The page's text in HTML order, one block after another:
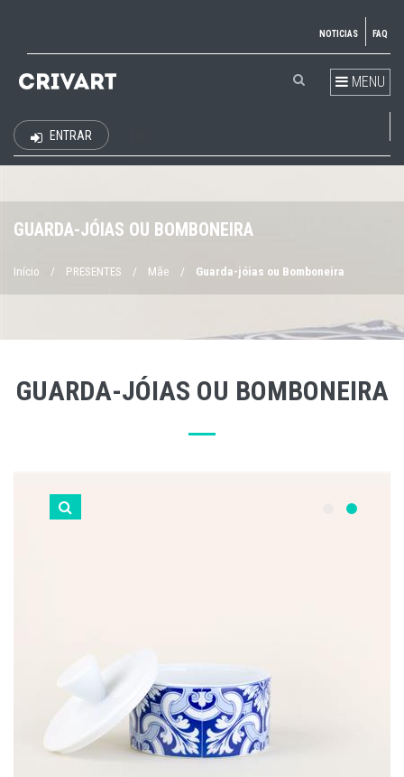
NOTICIAS FAQ
MENU
ENTRAR
GUARDA-JÓIAS OU BOMBONEIRA
Início / PRESENTES / Mãe / Guarda-jóias ou Bomboneira
GUARDA-JÓIAS OU BOMBONEIRA